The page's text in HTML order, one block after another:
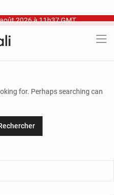
2026 à 11h37 GMT
for. Perhaps searching can